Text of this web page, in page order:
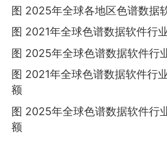
图 2025年全球各地区色谱数据
图 2021年全球色谱数据软件行
图 2025年全球色谱数据软件行
图 2021年全球色谱数据软件行
额
图 2025年全球色谱数据软件行
额